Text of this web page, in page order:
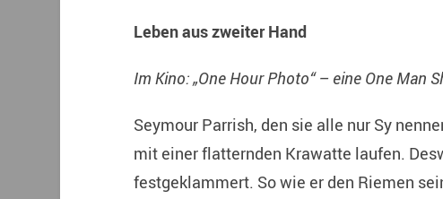
Leben aus zweiter Hand
Im Kino: „One Hour Photo“ – eine One Man
Seymour Parrish, den sie alle nur Sy
mit einer flatternden Krawatte laufen.
festgeklammert. So wie er den Riemen